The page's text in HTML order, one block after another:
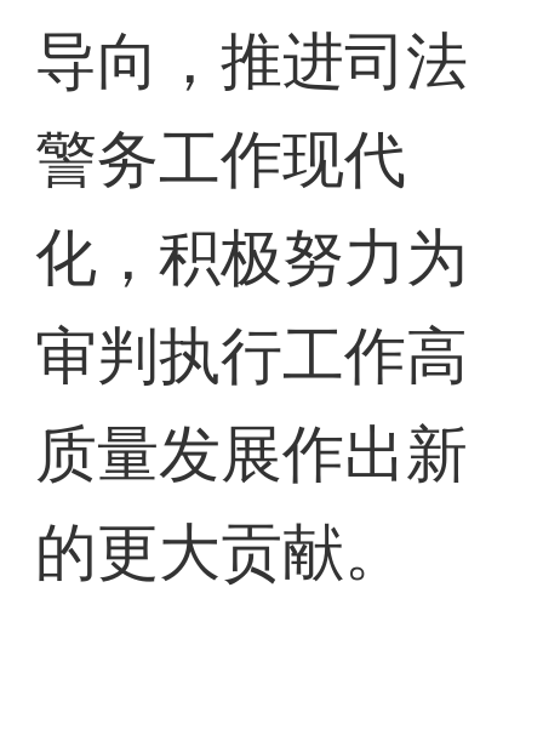
导向，推进司法
警务工作现代
化，积极努力为
审判执行工作高
质量发展作出新
的更大贡献。